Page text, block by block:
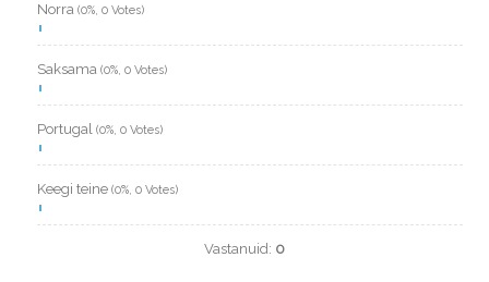
Norra (0%, 0 Votes)
Saksama (0%, 0 Votes)
Portugal (0%, 0 Votes)
Keegi teine (0%, 0 Votes)
Vastanuid: 0